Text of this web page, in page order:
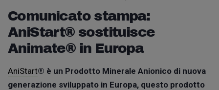
Comunicato stampa:
AniStart® sostituisce
Animate® in Europa
AniStart® è un Prodotto Minerale Anionico di nuova
generazione sviluppato in Europa, questo prodotto